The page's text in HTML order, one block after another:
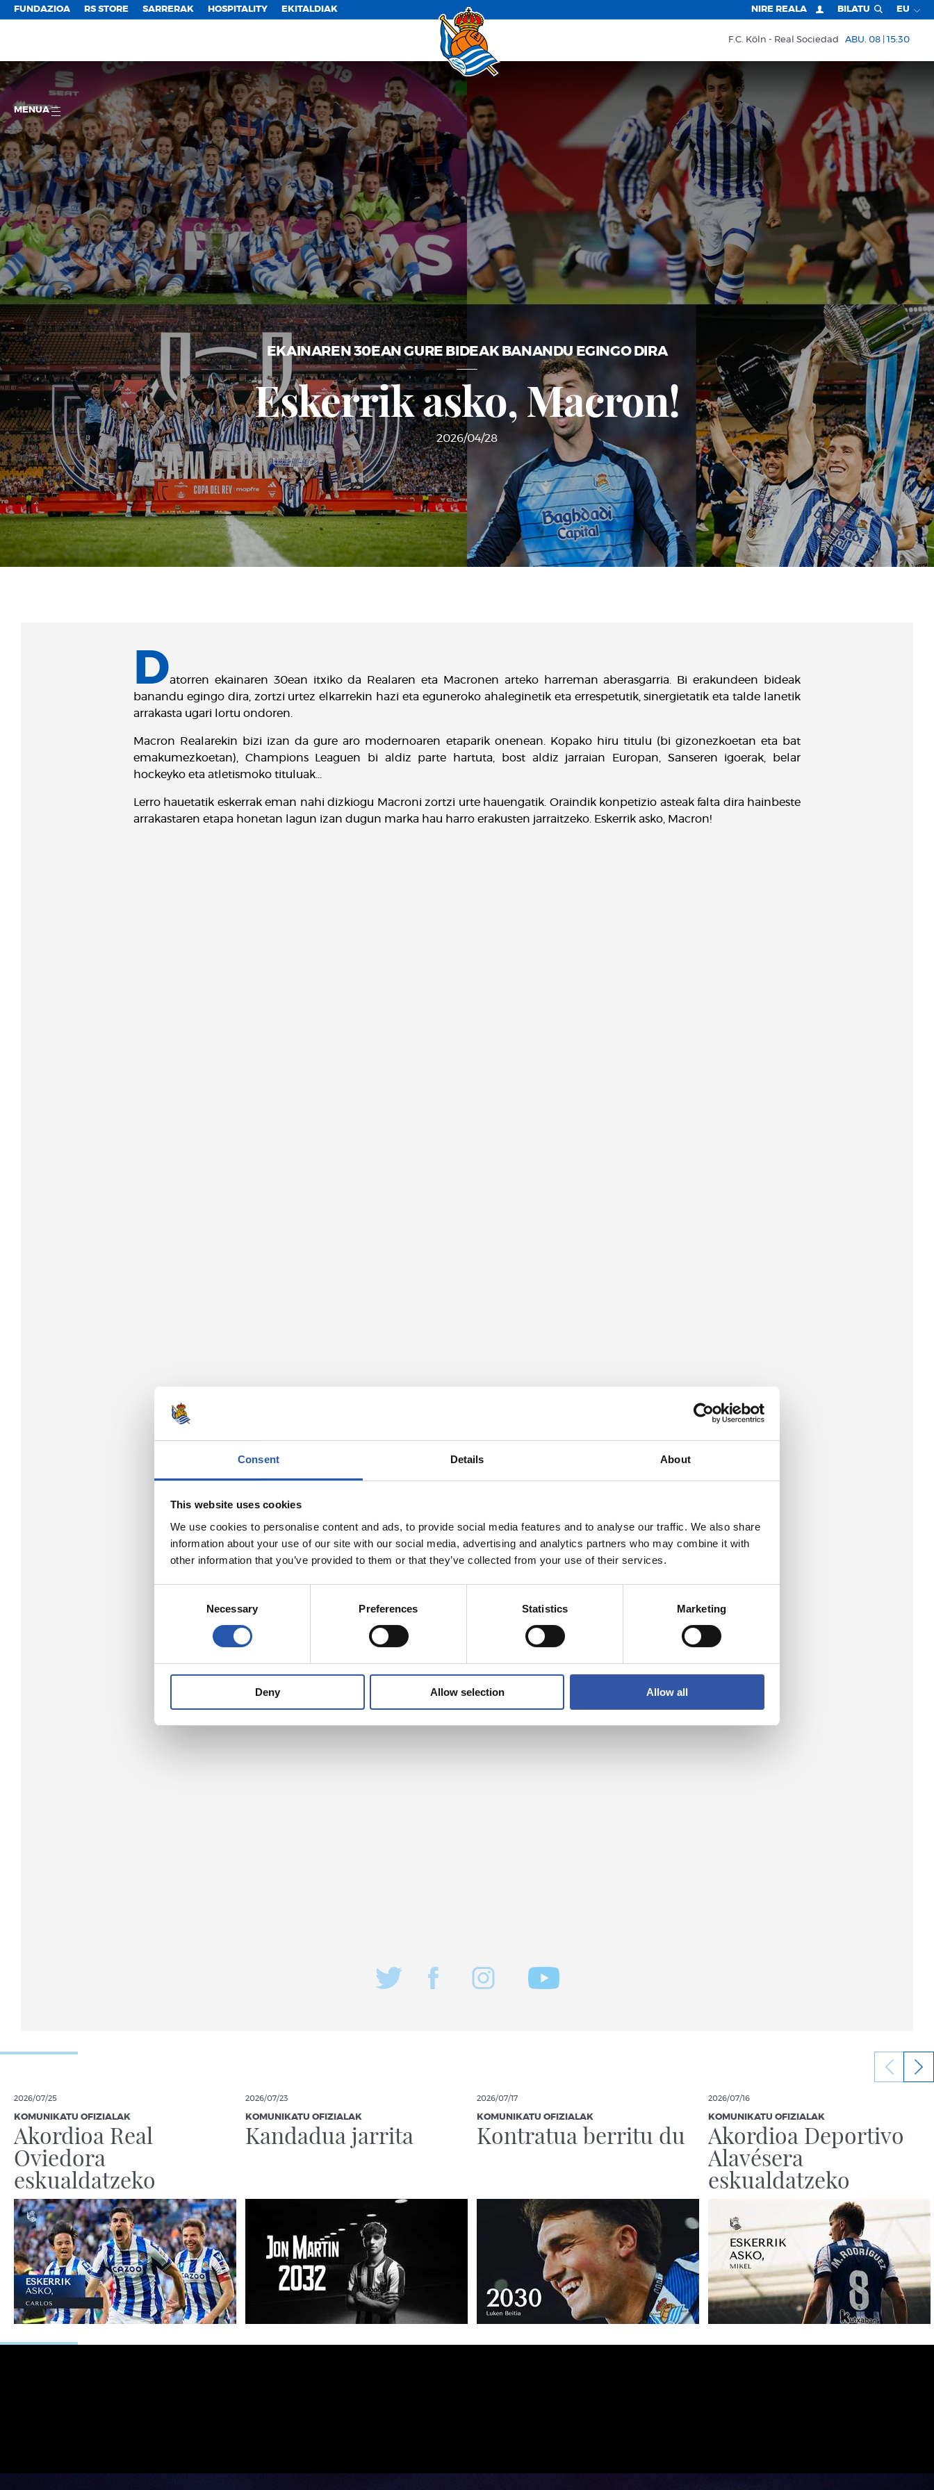
Consent Details About
This website uses cookies
We use cookies to personalise content and ads, to provide social media features and to analyse our traffic. We also share
information about your use of our site with our social media, advertising and analytics partners who may combine it with
other information that you’ve provided to them or that they’ve collected from your use of their services.
Necessary Preferences Statistics Marketing
Deny Allow selection Allow all
FUNDAZIOA RS STORE SARRERAK HOSPITALITY EKITALDIAK NIRE REALA BILATU EU
F.C. Köln Real Sociedad ABU. 08 | 15:30
MENUA
EKAINAREN 30EAN GURE BIDEAK BANANDU EGINGO DIRA
Eskerrik asko, Macron!
2026/04/28
Datorren ekainaren 30ean itxiko da Realaren eta Macronen arteko harreman aberasgarria. Bi erakundeen bideak
banandu egingo dira, zortzi urtez elkarrekin hazi eta eguneroko ahaleginetik eta errespetutik, sinergietatik eta talde lanetik
arrakasta ugari lortu ondoren.
Macron Realarekin bizi izan da gure aro modernoaren etaparik onenean. Kopako hiru titulu (bi gizonezkoetan eta bat
emakumezkoetan), Champions Leaguen bi aldiz parte hartuta, bost aldiz jarraian Europan, Sanseren igoerak, belar
hockeyko eta atletismoko tituluak...
Lerro hauetatik eskerrak eman nahi dizkiogu Macroni zortzi urte hauengatik. Oraindik konpetizio asteak falta dira hainbeste
arrakastaren etapa honetan lagun izan dugun marka hau harro erakusten jarraitzeko. Eskerrik asko, Macron!
2026/07/25
KOMUNIKATU OFIZIALAK
Akordioa Real
Oviedora
eskualdatzeko
2026/07/23
KOMUNIKATU OFIZIALAK
Kandadua jarrita
2026/07/17
KOMUNIKATU OFIZIALAK
Kontratua berritu du
2026/07/16
KOMUNIKATU OFIZIALAK
Akordioa Deportivo
Alavésera
eskualdatzeko